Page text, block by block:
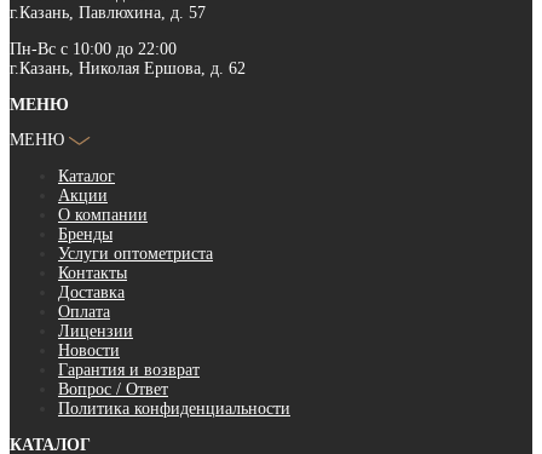
г.Казань, Павлюхина, д. 57
Пн-Вс с 10:00 до 22:00
г.Казань, Николая Ершова, д. 62
МЕНЮ
МЕНЮ
Каталог
Акции
О компании
Бренды
Услуги оптометриста
Контакты
Доставка
Оплата
Лицензии
Новости
Гарантия и возврат
Вопрос / Ответ
Политика конфиденциальности
КАТАЛОГ